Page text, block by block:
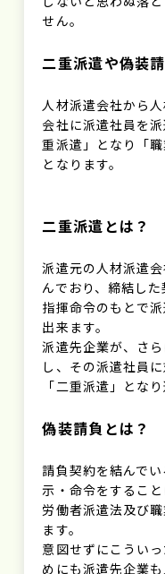
せん。
二重派遣や偽装
人材派遣会社から
会社に派遣社員を
重派遣」となり「
となります。
二重派遣とは？
派遣元の人材派遣
んでおり、締結し
指揮命令のもとで
出来ます。
派遣先企業が、さ
し、その派遣社員
「二重派遣」とな
偽装請負とは？
請負契約を結んで
示・命令をするこ
労働者派遣法及び
ます。
意図せずにこうい
めにも派遣先企業